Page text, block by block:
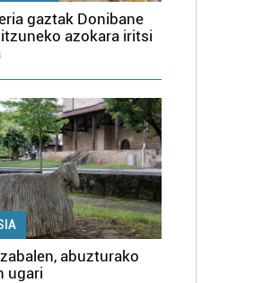
gaztak Donibane
azokara iritsi
abuzturako
ugari